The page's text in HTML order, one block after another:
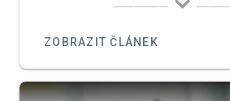
Sergejem Stroganovem za vlády
ZOBRAZIT ČLÁNEK